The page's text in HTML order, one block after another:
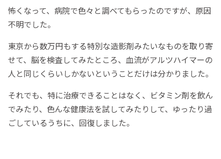
怖くなって、病院で色々と調べてもらったのですが、原因
不明でした。
東京から数万円もする特別な造影剤みたいなものを取り寄
せて、脳を検査してみたところ、血流がアルツハイマーの
人と同じくらいしかないということだけは分かりました。
それでも、特に治療できることはなく、ビタミン剤を飲ん
でみたり、色んな健康法を試してみたりして、ゆったり過
ごしているうちに、回復しました。